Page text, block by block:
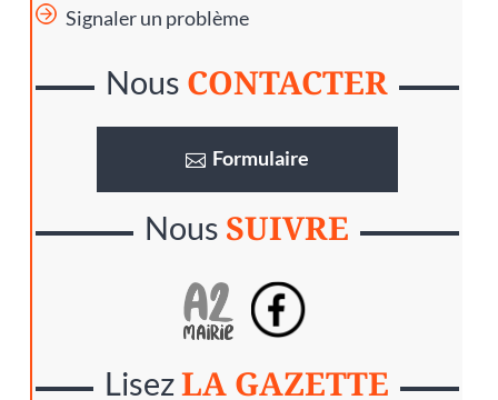
Signaler un problème
Nous CONTACTER
Formulaire
Nous SUIVRE
LisezLA GAZETTE